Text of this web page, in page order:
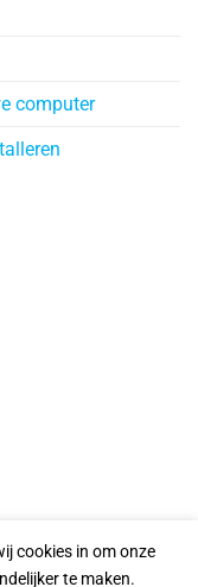
computer
cookies in om onze
te maken.